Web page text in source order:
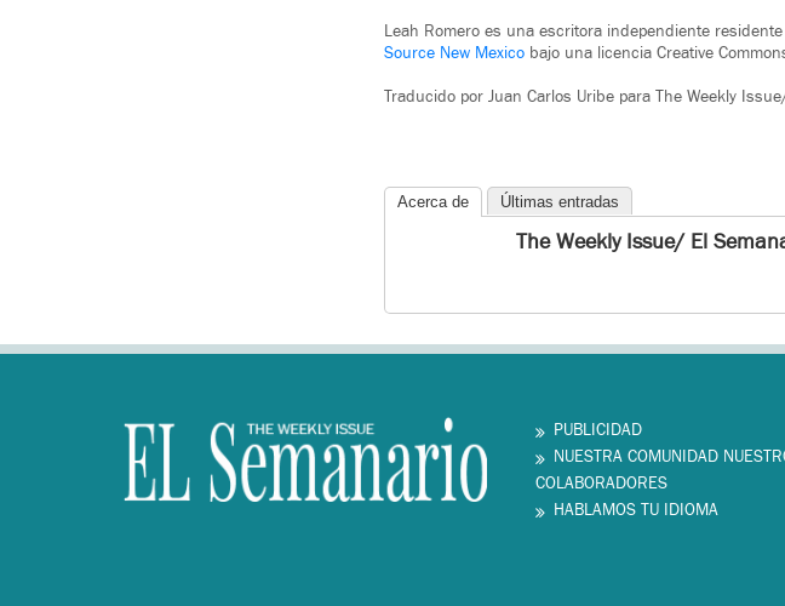
Leah Romero es una escritora independiente
Source New Mexico bajo una licencia Creative
Traducido por Juan Carlos Uribe para The Weekly
Acerca de Últimas entradas
The Weekly Issue/ El
PUBLICIDAD
NUESTRA COMUNIDAD
COLABORADORES
HABLAMOS TU IDIOMA